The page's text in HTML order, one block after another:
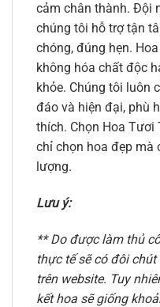
cảm chân thành. Đội
chúng tôi hỗ trợ tận
chóng, đúng hẹn.
không hóa chất độc
khỏe. Chúng tôi luôn
đáo và hiện đại, phù
thích. Chọn Hoa Tươi
chỉ chọn hoa đẹp mà
lượng.
Lưu ý:
** Do được làm thủ
thực tế sẽ có đôi
trên website. Tuy
kết hoa sẽ giống